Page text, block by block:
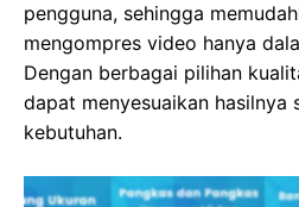
pengguna, sehingga
mengompres video hanya
Dengan berbagai pilihan
dapat menyesuaikan hasilnya
kebutuhan.